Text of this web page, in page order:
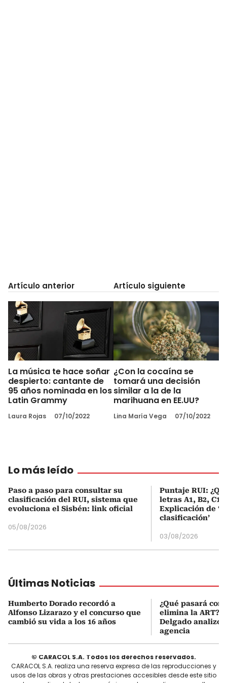
Artículo anterior
La música te hace soñar
despierto: cantante de
95 años nominada en los
Latin Grammy
Laura Rojas 07/10/2022
Artículo siguiente
¿Con la cocaína se
tomará una decisión
similar a la de la
marihuana en EE.UU?
Lina María Vega 07/10/2022
Lo más leído
Paso a paso para consultar su
clasificación del RUI, sistema que
evoluciona el Sisbén: link oficial
05/08/2026
Puntaje RUI:
letras A1, B2, C1
Explicación de
clasificación’
03/08/2026
Últimas Noticias
Humberto Dorado recordó a
Alfonso Lizarazo y el concurso que
cambió su vida a los 16 años
¿Qué pasará con
elimina la ART?
Delgado analizó
agencia
© CARACOL S.A. Todos los derechos reservados.
CARACOL S.A. realiza una reserva expresa de las reproducciones y
usos de las obras y otras prestaciones accesibles desde este sitio